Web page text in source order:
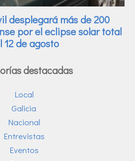
destacadas
Local
Galicia
Nacional
Entrevistas
Eventos